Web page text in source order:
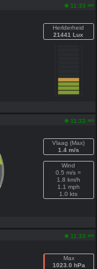
11:33 am
Herlderheid
21441 Lux
11:33 am
Vlaag (Max)
1.4 m/s
Wind
0.5 m/s =
1.8 km/h
1.1 mph
1.0 kts
11:33 am
Max
1023.0 hPa